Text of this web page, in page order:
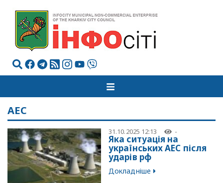
АЕС
31.10.2025 12:13 -
Яка ситуація на
українських АЕС після
ударів рф
Докладніше